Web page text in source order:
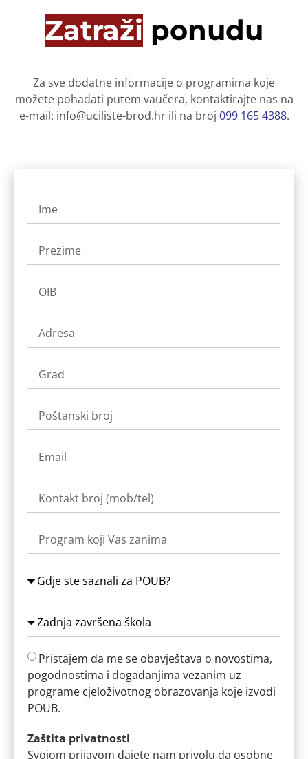
Zatraži ponudu
Za sve dodatne informacije o programima koje
možete pohađati putem vaučera, kontaktirajte nas na
e-mail: info@uciliste-brod.hrili na broj 099 165 4388.
Pristajem da me se obavještava o novostima,
pogodnostima i događanjima vezanim uz
programe cjeloživotnog obrazovanja koje izvodi
POUB.
Zaštita privatnosti
Svojom prijavom dajete nam privolu da osobne